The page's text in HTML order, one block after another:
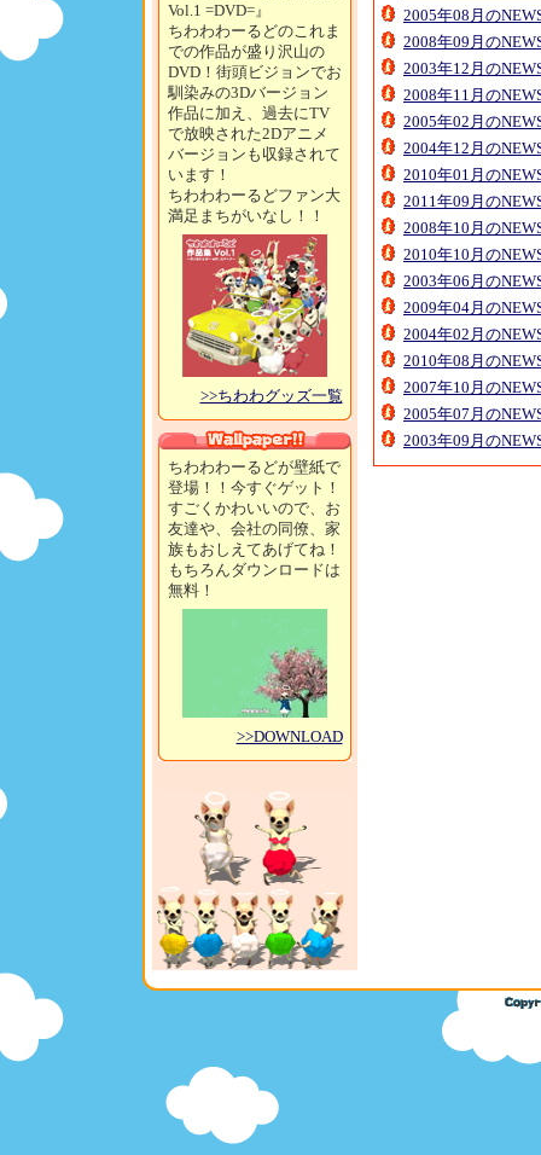
Vol.1 =DVD=』
ちわわわーるどのこれま
での作品が盛り沢山の
DVD！街頭ビジョンでお
馴染みの3Dバージョン
作品に加え、過去にTV
で放映された2Dアニメ
バージョンも収録されて
います！
ちわわわーるどファン大
満足まちがいなし！！
>>ちわわグッズ一覧
ちわわわーるどが壁紙で
登場！！今すぐゲット！
すごくかわいいので、お
友達や、会社の同僚、家
族もおしえてあげてね！
もちろんダウンロードは
無料！
>>DOWNLOAD
2005年08月の
2008年09月の
2003年12月の
2008年11月の
2005年02月の
2004年12月の
2010年01月の
2011年09月の
2008年10月の
2010年10月の
2003年06月の
2009年04月の
2004年02月の
2010年08月の
2007年10月の
2005年07月の
2003年09月の